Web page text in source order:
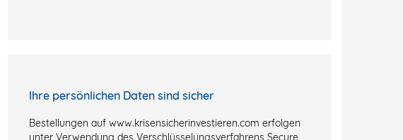
Ihre persönlichen Daten sind sicher
Bestellungen auf www.krisensicherinvestieren.com erfolgen
unter Verwendung des Verschlüsselungsverfahrens Secure